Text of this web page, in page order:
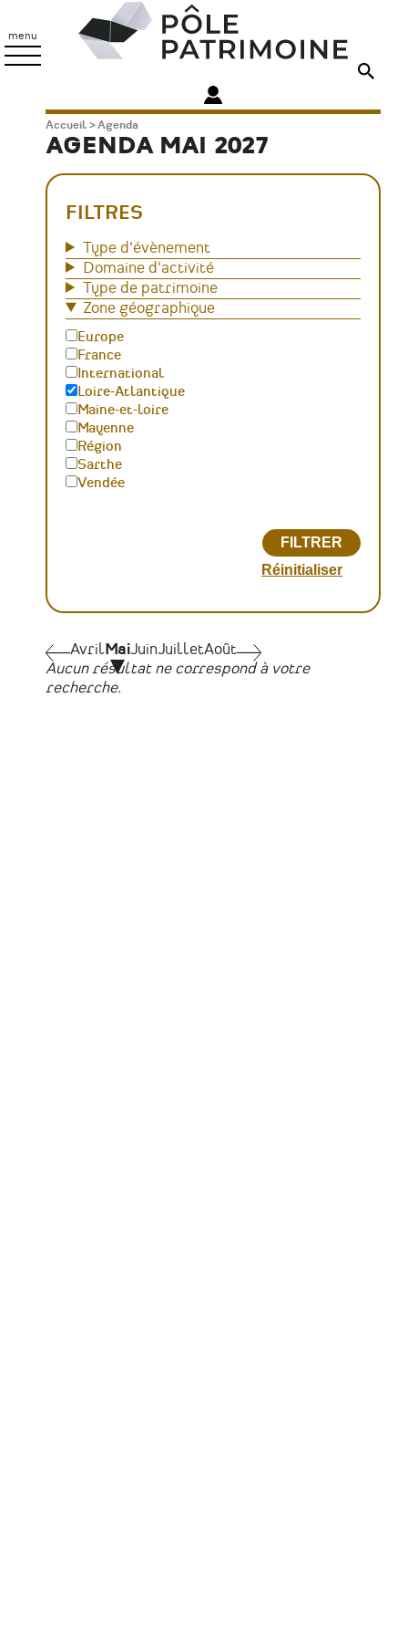
contenu
principal
menu
Patrimoine
Fil
d'Ariane
Accueil Agenda
AGENDA MAI 2027
Pagination
AvrilAvrilMaiJuinJuilletAoûtJuin
Aucun résultat ne correspond à votre
recherche.
FILTRES
Type d'évènement
Domaine d'activité
Type de patrimoine
Zone géographique
Europe
France
International
Loire-Atlantique
Maine-et-loire
Mayenne
Région
Sarthe
Vendée